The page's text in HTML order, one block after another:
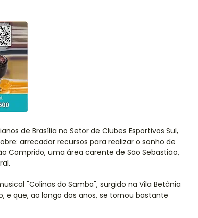
de Brasília no Setor de Clubes Esportivos Sul,
arrecadar recursos para realizar o sonho de
Comprido, uma área carente de São Sebastião,
"Colinas do Samba", surgido na Vila Betânia
e que, ao longo dos anos, se tornou bastante